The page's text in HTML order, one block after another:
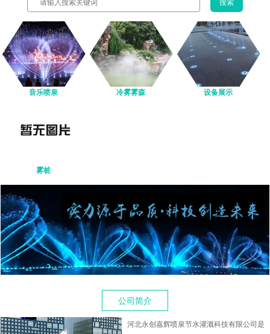
音乐喷泉 冷雾雾森 设备展示
雾桩
公司简介
河北永创嘉辉喷泉节水灌溉科技有限公司是